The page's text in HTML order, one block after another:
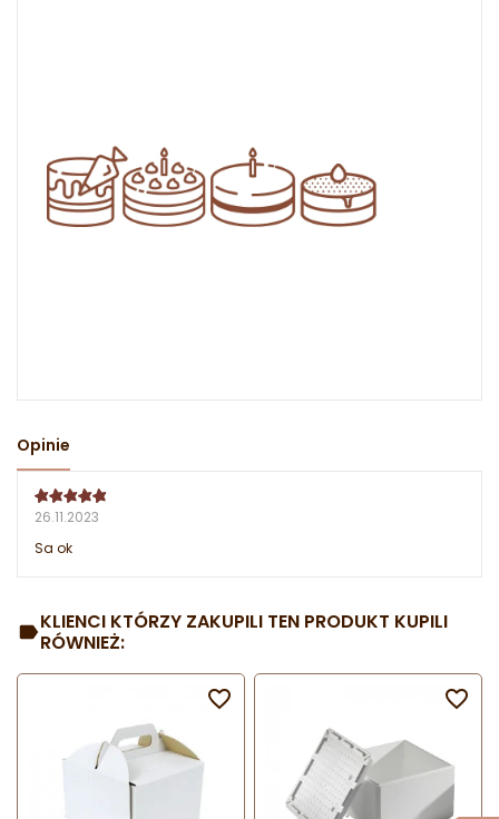
Opinie
26.11.2023
Sa ok
KLIENCI KTÓRZY ZAKUPILI TEN PRODUKT KUPILI
RÓWNIEŻ:
 